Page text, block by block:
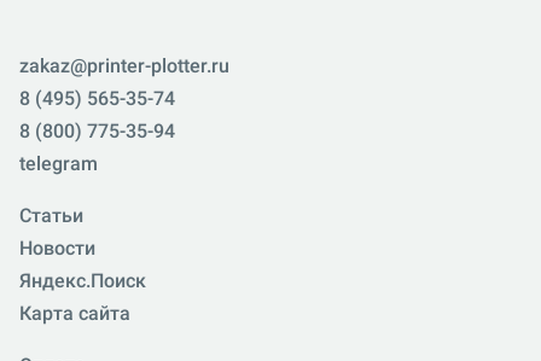
zakaz@printer-plotter.ru
8 (495) 565-35-74
8 (800) 775-35-94
telegram
Статьи
Новости
Яндекс.Поиск
Карта сайта